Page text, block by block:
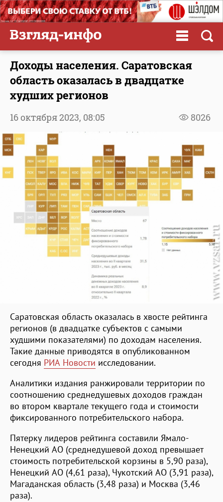
Доходы населения. Саратовская
область оказалась в двадцатке
худших регионов
8026
16 октября 2023, 08:05
Саратовская область оказалась в хвосте рейтинга
регионов (в двадцатке субъектов с самыми
худшими показателями) по доходам населения.
Такие данные приводятся в опубликованном
сегодня РИА Новости исследовании.
Аналитики издания ранжировали территории по
соотношению среднедушевых доходов граждан
во втором квартале текущего года и стоимости
фиксированного потребительского набора.
Пятерку лидеров рейтинга составили Ямало-
Ненецкий АО (среднедушевой доход превышает
стоимость потребительской корзины в 5,90 раза),
Ненецкий АО (4,61 раза), Чукотский АО (3,91 раза),
Магаданская область (3,48 раза) и Москва (3,46
раза).